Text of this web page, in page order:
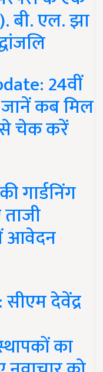
बी. एल. झा
24वीं
कब मिल
चेक करें
गार्डनिंग
आवेदन
देवेंद्र
का